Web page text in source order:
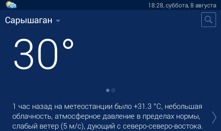
18:28, суббота, 8 августа
Сарышаган
30°
1 час назад на метеостанции было +31.3 °C, небольшая
облачность, атмосферное давление в пределах нормы,
слабый ветер (5 м/с), дующий с северо-северо-востока.